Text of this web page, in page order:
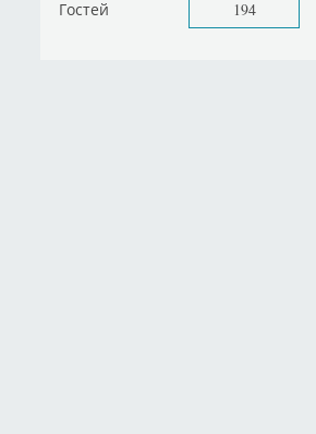
Гостей 194